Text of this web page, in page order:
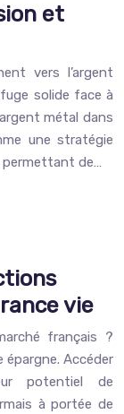
et
vers l’argent
solide face à
métal dans
une stratégie
de…
vie
français ?
Accéder
potentiel de
à portée de